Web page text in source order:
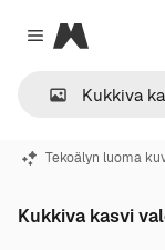
Close menu
Magnific
Tekoälyn luoma
Kukkiva kasvi